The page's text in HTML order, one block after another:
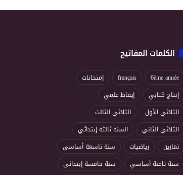
الكلمات المفاتيح
6ème année
français
إمتحانات
إنتاج كتابي
إيقاظ علمي
الثلاثي الأول
الثلاثي الثالث
الثلاثي الثاني
السنة ثالثة إبتدائي
تمارين
رياضيات
سنة تاسعة أساسي
سنة ثامنة أساسي
سنة خامسة إبتدائي